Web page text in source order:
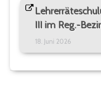
III im Reg.-
18. Juni 2026